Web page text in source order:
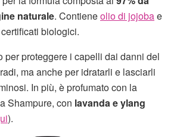
naturale. Contieneolio di jojobae
biologici.
per proteggere i capelli dai danni del
ma anche per idratarli e lasciarli
In più, è profumato con la
Shampure, con lavanda e ylang
).